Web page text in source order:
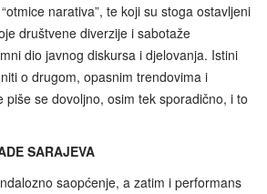
narativa”, te koji su stoga ostavljeni
društvene diverzije i sabotaže
dio javnog diskursa i djelovanja. Istini
o drugom, opasnim trendovima i
piše se dovoljno, osim tek sporadično, i to
SARAJEVA
saopćenje, a zatim i performans